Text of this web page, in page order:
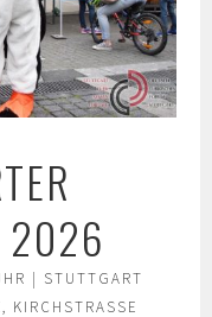
2026
| STUTTGART